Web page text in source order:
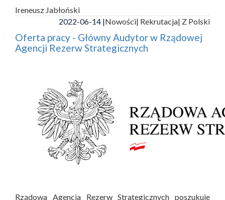
Ireneusz Jabłoński
2022-06-14 |Nowości| Rekrutacja| Z Polski
Oferta pracy - Główny Audytor w Rządowej
Agencji Rezerw Strategicznych
Rządowa Agencja Rezerw Strategicznych poszukuje